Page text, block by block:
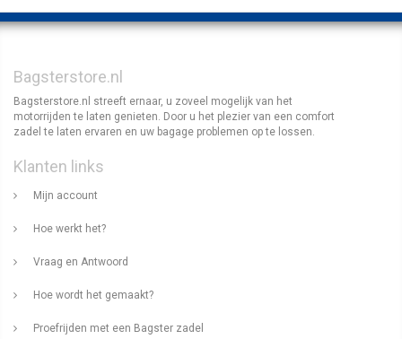
Bagsterstore.nl
Bagsterstore.nl streeft ernaar, u zoveel mogelijk van het
motorrijden te laten genieten. Door u het plezier van een comfort
zadel te laten ervaren en uw bagage problemen op te lossen.
Klanten links
Mijn account
Hoe werkt het?
Vraag en Antwoord
Hoe wordt het gemaakt?
Proefrijden met een Bagster zadel